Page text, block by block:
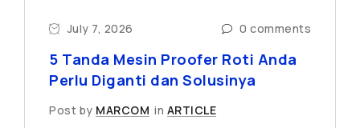
July 7, 2026 0 comments
5 Tanda Mesin Proofer Roti Anda
Perlu Diganti dan Solusinya
Post by MARCOM in ARTICLE